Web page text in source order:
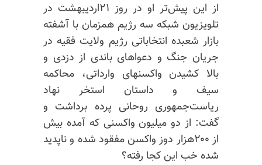
از این پیش‌تر او در روز ۲۱اردیبهشت در
تلویزیون شبکه سه رژیم همزمان با آشفته
بازار شعبده انتخاباتی رژیم ولایت فقیه در
جریان جنگ و دعواهای باندی از دزدی و
بالا کشیدن واکسنهای وارداتی، محاکمه
سیف و داستان استخر نهاد
ریاست‌جمهوری روحانی پرده برداشت و
گفت: از دو میلیون واکسنی که آمده بیش
از ۲۰۰هزار دوز واکسن مفقود شده و ناپدید
شده خب این کجا رفته؟